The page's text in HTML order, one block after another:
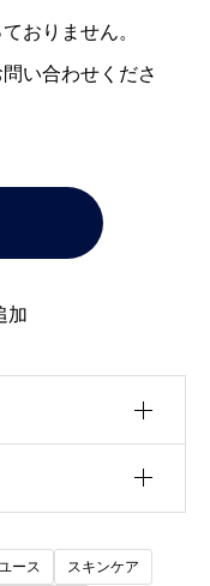
おりません。
い合わせくださ
加
ンパラベン・ノ
あるログイン済
ース スキンケア